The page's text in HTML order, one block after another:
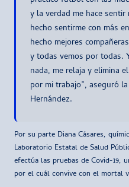
y la verdad me hace
hecho sentirme con más
hecho mejores
y todas vemos por todas.
nada, me relaja y elimina
por mi trabajo”, aseguró
Hernández.
Por su parte Diana Cásares,
Laboratorio Estatal de Salud
efectúa las pruebas de Covid-19,
por el cuál convive con el mortal